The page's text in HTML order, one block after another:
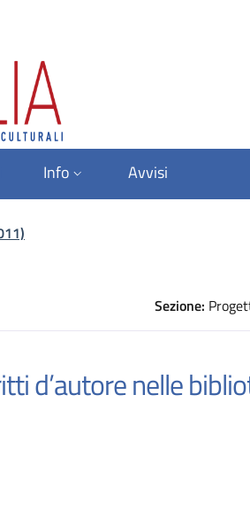
Info Avvisi
Sezione:
d’autore nelle